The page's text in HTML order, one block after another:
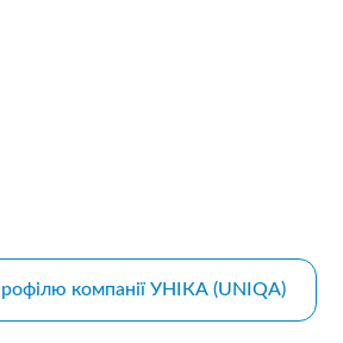
компанії УНІКА (UNIQA)